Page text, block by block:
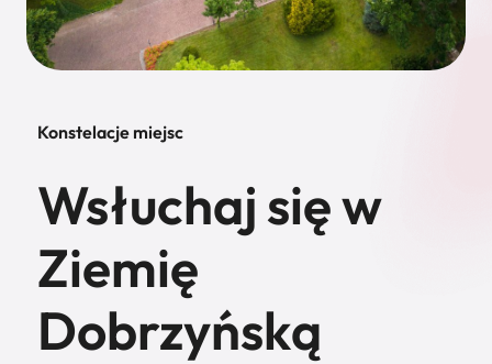
Konstelacje miejsc
Wsłuchaj się w
Ziemię
Dobrzyńską